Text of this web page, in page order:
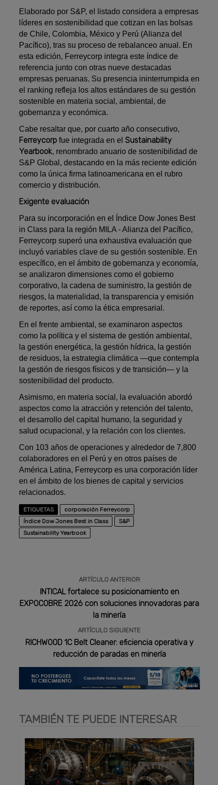
Elaborado por S&P, el listado considera a empresas
líderes en sostenibilidad que cotizan en las bolsas
de Chile, Colombia, México y Perú (Alianza del
Pacífico), tras su proceso de rebalanceo anual. En
esta edición, Ferreycorp integra este índice de
referencia junto con otras nueve destacadas
empresas peruanas. Su presencia ininterrumpida en
el ranking refleja los altos estándares de su gestión
sostenible en materia social, ambiental, de
gobernanza y económica.
Cabe resaltar que, por cuarto año consecutivo,
Ferreycorpfue integrada en elSustainability
Yearbook, renombrado anuario de sostenibilidad de
S&P Global, destacando en la más reciente edición
como la única firma latinoamericana en el rubro
comercio y distribución.
Exigente evaluación
Para su incorporación en el Índice Dow Jones Best
in Class para la región MILA - Alianza del Pacífico,
Ferreycorp superó una exhaustiva evaluación que
incluyó variables clave de su gestión sostenible. En
específico, en el ámbito de gobernanza y economía,
se analizaron dimensiones como el gobierno
corporativo, la cadena de suministro, la gestión de
riesgos, la materialidad, la transparencia y emisión
de reportes, así como la ética empresarial.
En el frente ambiental, se examinaron aspectos
como la política y el sistema de gestión ambiental,
la gestión energética, la gestión hídrica, la gestión
de residuos, la estrategia climática —que contempla
la gestión de riesgos físicos y de transición— y la
sostenibilidad del producto.
Asimismo, en materia social, la evaluación abordó
aspectos como la atracción y retención del talento,
el desarrollo del capital humano, la seguridad y
salud ocupacional, y la relación con los clientes.
Con 103 años de operaciones y alrededor de 7,800
colaboradores en el Perú y en otros países de
América Latina, Ferreycorp es una corporación líder
en el ámbito de los bienes de capital y servicios
relacionados.
ETIQUETAS
corporación Ferreycorp
Índice Dow Jones Best in Class
S&P
Sustainability Yearbook
ARTÍCULO ANTERIOR
INTICAL fortalece su posicionamiento en
EXPOCOBRE 2026 con soluciones innovadoras para
la minería
ARTÍCULO SIGUIENTE
RICHWOOD 1C Belt Cleaner: eficiencia operativa y
reducción de paradas en minería
TAMBIÉN TE PUEDE INTERESAR